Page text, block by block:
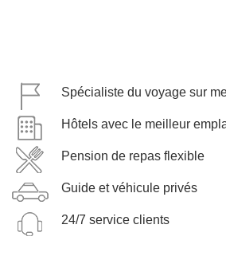
Spécialiste du voyage sur
Hôtels avec le meilleur
Pension de repas flexible
Guide et véhicule privés
24/7 service clients